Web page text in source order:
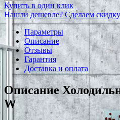
Купить в один клик
Нашли дешевле? Сделаем
Параметры
Описание
Отзывы
Гарантия
Доставка и оплата
Описание
W